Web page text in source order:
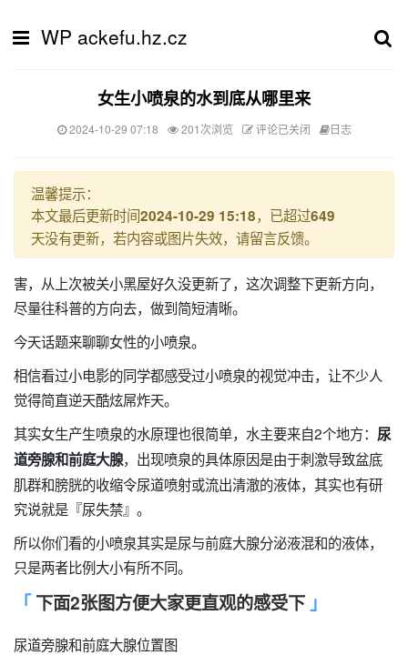
WP ackefu.hz.cz
女生小喷泉的水到底从哪里来
2024-10-29 07:18 201次浏览 评论已关闭 日志
温馨提示：
本文最后更新时间2024-10-29 15:18，已超过649
天没有更新，若内容或图片失效，请留言反馈。
害，从上次被关小黑屋好久没更新了，这次调整下更新方向，
尽量往科普的方向去，做到简短清晰。
今天话题来聊聊女性的小喷泉。
相信看过小电影的同学都感受过小喷泉的视觉冲击，让不少人
觉得简直逆天酷炫屌炸天。
其实女生产生喷泉的水原理也很简单，水主要来自2个地方： 尿
道旁腺和前庭大腺，出现喷泉的具体原因是由于刺激导致盆底
肌群和膀胱的收缩令尿道喷射或流出清澈的液体，其实也有研
究说就是『尿失禁』。
所以你们看的小喷泉其实是尿与前庭大腺分泌液混和的液体，
只是两者比例大小有所不同。
下面2张图方便大家更直观的感受下
尿道旁腺和前庭大腺位置图